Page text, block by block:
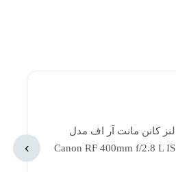
لنز کانن مانت ای اف مدل
Canon EF-M 22mm f/2 STM
›